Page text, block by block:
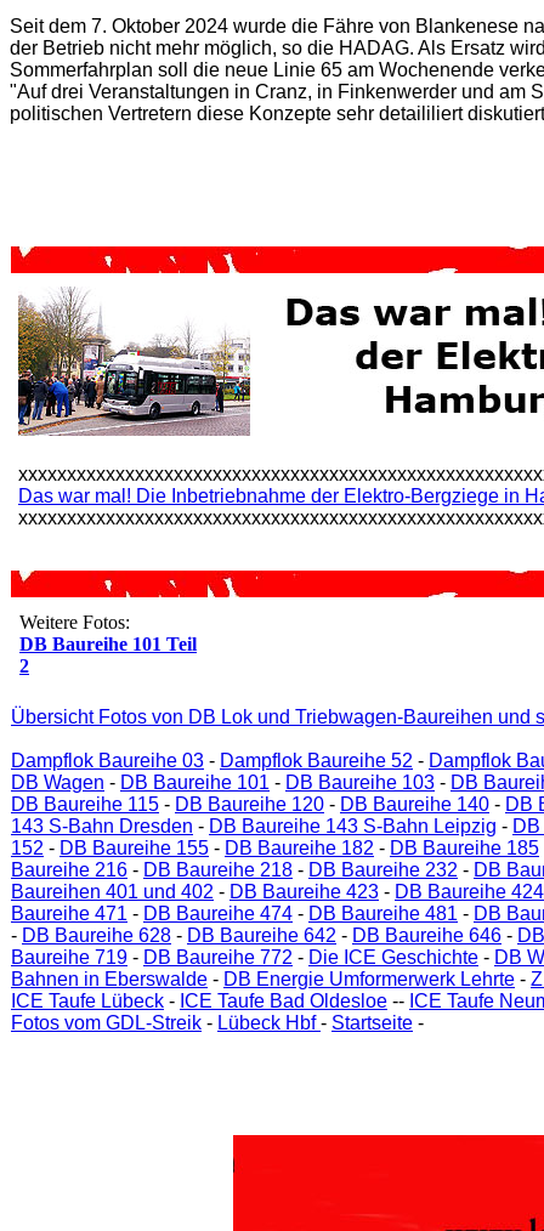
Seit dem 7. Oktober 2024 wurde die Fähre von Blankenese
der Betrieb nicht mehr möglich, so die HADAG. Als Ersatz
Sommerfahrplan soll die neue Linie 65 am Wochenende
"Auf drei Veranstaltungen in Cranz, in Finkenwerder und am
politischen Vertretern diese Konzepte sehr detaililiert
Das war mal! Die Inbetriebnahme der Elektro-Bergziege in
Weitere Fotos:
DB Baureihe 101 Teil
2
Übersicht Fotos von DB Lok und Triebwagen-Baureihen und
Dampflok Baureihe 03 - Dampflok Baureihe 52 - Dampflok
DB Wagen - DB Baureihe 101 - DB Baureihe 103 - DB
DB Baureihe 115 - DB Baureihe 120 - DB Baureihe 140 - DB
143 S-Bahn Dresden - DB Baureihe 143 S-Bahn Leipzig -
152 - DB Baureihe 155 - DB Baureihe 182 - DB Baureihe 185
Baureihe 216 - DB Baureihe 218 - DB Baureihe 232 - DB
Baureihen 401 und 402 - DB Baureihe 423 - DB Baureihe 424
Baureihe 471 - DB Baureihe 474 - DB Baureihe 481 - DB
- DB Baureihe 628 - DB Baureihe 642 - DB Baureihe 646 -
Baureihe 719 - DB Baureihe 772 - Die ICE Geschichte - DB
Bahnen in Eberswalde - DB Energie Umformerwerk Lehrte -
ICE Taufe Lübeck - ICE Taufe Bad Oldesloe -- ICE Taufe
Fotos vom GDL-Streik - Lübeck Hbf- Startseite -